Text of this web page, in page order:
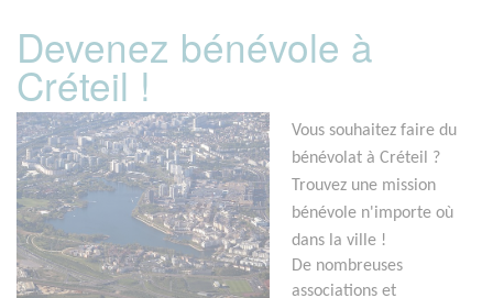
Devenez bénévole à
Créteil !
Vous souhaitez faire du
bénévolat à Créteil ?
Trouvez une mission
bénévole n'importe où
dans la ville !
De nombreuses
associations et